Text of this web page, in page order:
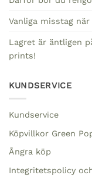
Vanliga misstag
Lagret är äntligen
prints!
KUNDSERVICE
Kundservice
Köpvillkor Green
Ångra köp
Integritetspolicy